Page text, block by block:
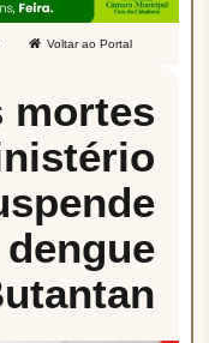
Voltar ao Portal
mortes